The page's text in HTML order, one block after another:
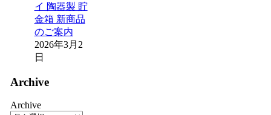
イ 陶器製 貯
金箱 新商品
のご案内
2026年3月2
日
Archive
Archive